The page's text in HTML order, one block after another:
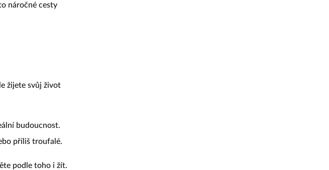
náročné cesty
žijete svůj život
budoucnost.
příliš troufalé.
podle toho i žít.